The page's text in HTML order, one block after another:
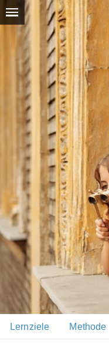
Lernziele Methode